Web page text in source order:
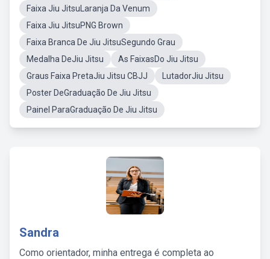
Faixa Jiu JitsuLaranja Da Venum
Faixa Jiu JitsuPNG Brown
Faixa Branca De Jiu JitsuSegundo Grau
Medalha DeJiu Jitsu
As FaixasDo Jiu Jitsu
Graus Faixa PretaJiu Jitsu CBJJ
LutadorJiu Jitsu
Poster DeGraduação De Jiu Jitsu
Painel ParaGraduação De Jiu Jitsu
Sandra
Como orientador, minha entrega é completa ao